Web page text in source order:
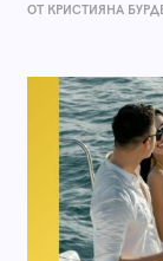
ОТ КРИСТИЯНА